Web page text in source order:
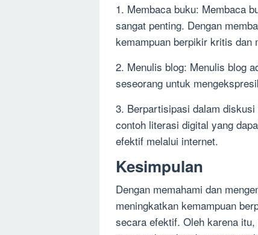
1. Membaca buku: Membaca
sangat penting. Dengan
kemampuan berpikir kritis dan
2. Menulis blog: Menulis blog
seseorang untuk
3. Berpartisipasi dalam
contoh literasi digital yang
efektif melalui internet.
Kesimpulan
Dengan memahami dan
meningkatkan kemampuan
secara efektif. Oleh karena